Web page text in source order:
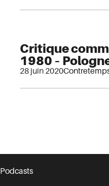
Critique
1980 –
28 juin 2020
Podcasts